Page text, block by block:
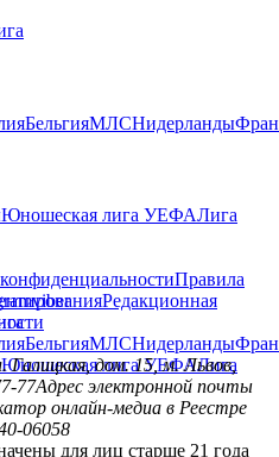
БельгияМЛСНидерланды
Юношеская лига УЕФАЛига
Правила
Редакционная
viber
БельгияМЛСНидерланды
Юношеская лига УЕФАЛига
Галицкая, дом. 15, м. Львов,
77Адрес электронной почты
онлайн-медиа в Реестре
06058
для лиц старше 21 года